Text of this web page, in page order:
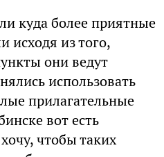
куда более приятные
исходя из того,
они ведут
использовать
прилагательные
вот есть
чтобы таких